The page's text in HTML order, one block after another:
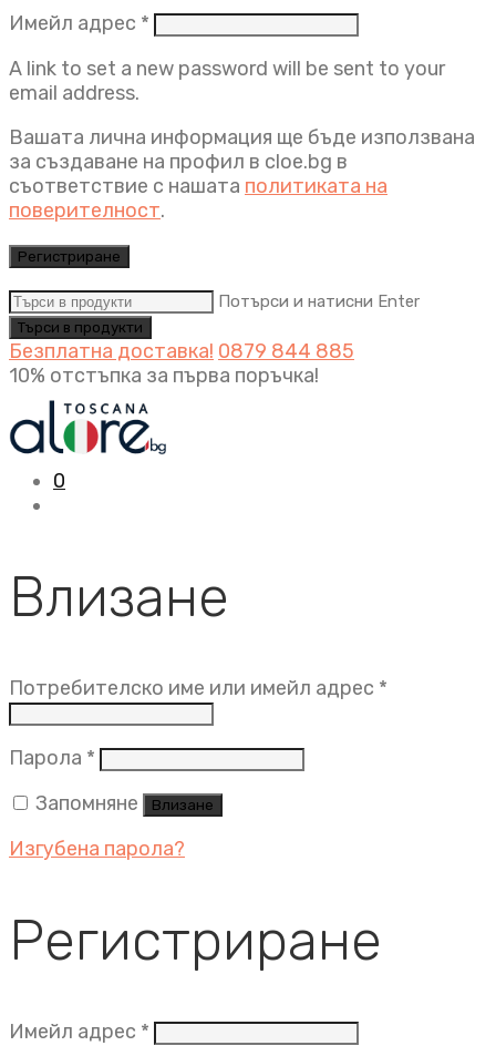
Имейл адрес * Задължително
A link to set a new password will be sent to your
email address.
Вашата лична информация ще бъде използвана
за създаване на профил в cloe.bg в
съответствие с нашата политиката на
поверителност.
Регистриране
Потърси и натисни Enter
Безплатна доставка! 0879 844 885
10% отстъпка за първа поръчка!
0
Влизане
Потребителско име или имейл адрес *
Парола * Задължително
Запомняне
Влизане
Изгубена парола?
Регистриране
Имейл адрес * Задължително